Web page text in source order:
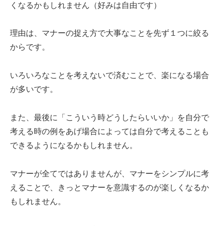
くなるかもしれません（好みは自由です）
理由は、マナーの捉え方で大事なことを先ず１つに絞る
からです。
いろいろなことを考えないで済むことで、楽になる場合
が多いです。
また、最後に「こういう時どうしたらいいか」を自分で
考える時の例をあげ場合によっては自分で考えることも
できるようになるかもしれません。
マナーが全てではありませんが、マナーをシンプルに考
えることで、きっとマナーを意識するのが楽しくなるか
もしれません。